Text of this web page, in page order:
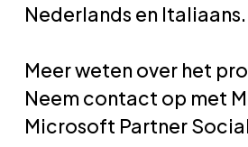
Nederlands en Italiaans.
Meer weten over het
Neem contact op met
Microsoft Partner